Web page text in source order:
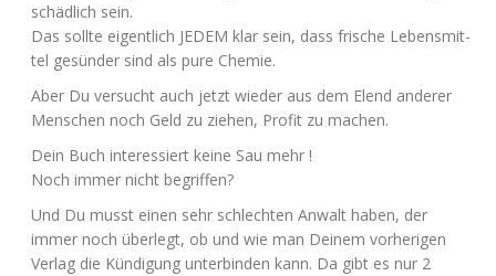
schäd­lich sein.
Das soll­te eigent­lich JEDEM klar sein, dass fri­sche Lebens­mit­
tel gesün­der sind als pure Chemie.
Aber Du ver­sucht auch jetzt wie­der aus dem Elend ande­rer
Men­schen noch Geld zu zie­hen, Pro­fit zu machen.
Dein Buch inter­es­siert kei­ne Sau mehr !
Noch immer nicht begriffen?
Und Du musst einen sehr schlech­ten Anwalt haben, der
immer noch über­legt, ob und wie man Dei­nem vor­he­ri­gen
Ver­lag die Kün­di­gung unter­bin­den kann. Da gibt es nur 2